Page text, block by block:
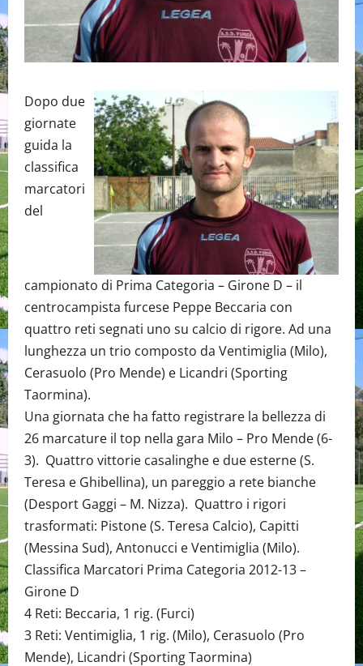
Dopo due
giornate
guida la
classifica
marcatori
del
campionato di Prima Categoria – Girone D – il
centrocampista furcese Peppe Beccaria con
quattro reti segnati uno su calcio di rigore. Ad una
lunghezza un trio composto da Ventimiglia (Milo),
Cerasuolo (Pro Mende) e Licandri (Sporting
Taormina).
Una giornata che ha fatto registrare la bellezza di
26 marcature il top nella gara Milo – Pro Mende (6-
3). Quattro vittorie casalinghe e due esterne (S.
Teresa e Ghibellina), un pareggio a rete bianche
(Desport Gaggi – M. Nizza). Quattro i rigori
trasformati: Pistone (S. Teresa Calcio), Capitti
(Messina Sud), Antonucci e Ventimiglia (Milo).
Classifica Marcatori Prima Categoria 2012-13 –
Girone D
4 Reti: Beccaria, 1 rig. (Furci)
3 Reti: Ventimiglia, 1 rig. (Milo), Cerasuolo (Pro
Mende), Licandri (Sporting Taormina)